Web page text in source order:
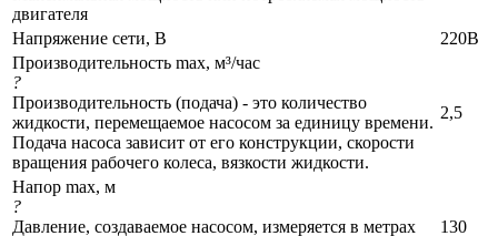
двигателя
Напряжение сети, В
220В
Производительность max, м³/час
?
Производительность (подача) - это количество
жидкости, перемещаемое насосом за единицу времени.
Подача насоса зависит от его конструкции, скорости
вращения рабочего колеса, вязкости жидкости.
2,5
Напор max, м
?
Давление, создаваемое насосом, измеряется в метрах
130